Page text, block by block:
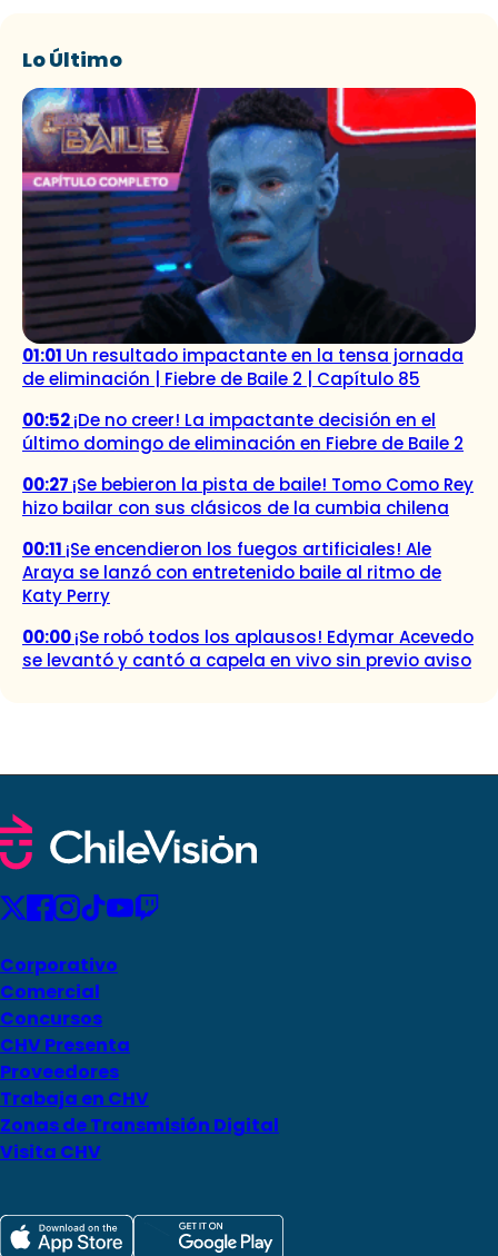
Lo Último
01:01 Un resultado impactante en la tensa jornada
de eliminación | Fiebre de Baile 2 | Capítulo 85
00:52¡De no creer! La impactante decisión en el
último domingo de eliminación en Fiebre de Baile 2
00:27 ¡Se bebieron la pista de baile! Tomo Como Rey
hizo bailar con sus clásicos de la cumbia chilena
00:11 ¡Se encendieron los fuegos artificiales! Ale
Araya se lanzó con entretenido baile al ritmo de
Katy Perry
00:00¡Se robó todos los aplausos! Edymar Acevedo
se levantó y cantó a capela en vivo sin previo aviso
Corporativo
Comercial
Concursos
CHV Presenta
Proveedores
Trabaja en CHV
Zonas de Transmisión Digital
Visita CHV